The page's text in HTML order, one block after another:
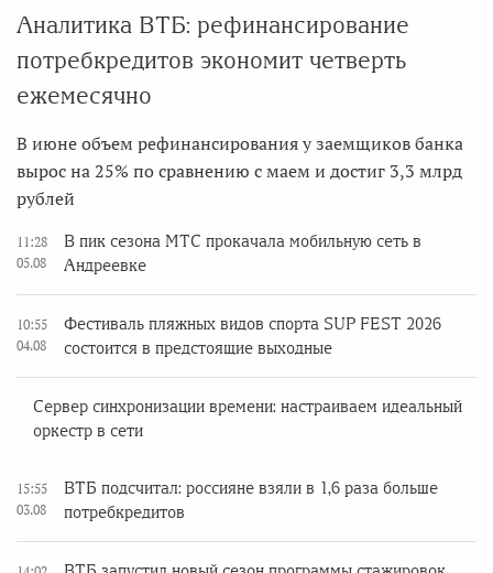
Аналитика ВТБ: рефинансирование
потребкредитов экономит четверть
ежемесячно
В июне объем рефинансирования у заемщиков банка
вырос на 25% по сравнению с маем и достиг 3,3 млрд
рублей
11:28
05.08
В пик сезона МТС прокачала мобильную сеть в
Андреевке
10:55
04.08
Фестиваль пляжных видов спорта SUP FEST 2026
состоится в предстоящие выходные
Сервер синхронизации времени: настраиваем идеальный
оркестр в сети
15:55
03.08
ВТБ подсчитал: россияне взяли в 1,6 раза больше
потребкредитов